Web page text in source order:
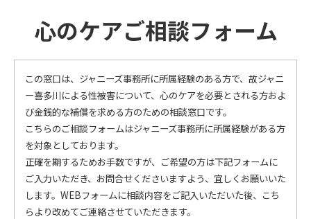
心のケアご相談フォーム
この窓口は、ジャニーズ事務所に所属経験のある方で、故ジャニ
ー喜多川による性被害について、心のケアを必要とされる方およ
び金銭的な補償を求める方のための相談窓口です。
こちらのご相談フォームはジャニーズ事務所に所属経験がある方
を対象としております。
正確を期するためお手数ですが、ご希望の方は下記フォームに
ご入力いただき、お問合せくださいますよう、宜しくお願いいた
します。WEBフォームに相談内容をご記入いただいた後、こち
らより改めてご連絡させていただきます。